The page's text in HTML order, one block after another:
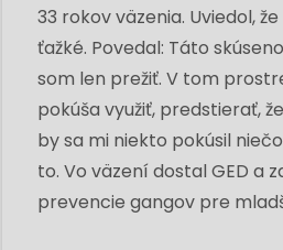
33 rokov väzenia. Uviedol,
ťažké. Povedal: Táto
som len prežiť. V tom
pokúša využiť, predstierať,
by sa mi niekto pokúsil
to. Vo väzení dostal GED a
prevencie gangov pre